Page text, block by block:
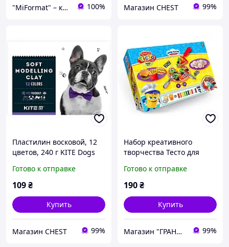
"MiFormat" – канцелярия для офиса и школы, упаковочные материалы! 100% Магазин CHEST 99%
Пластилин восковой, 12
цветов, 240 г KITE Dogs
Готово к отправке
109₴
Купить
Магазин CHEST 99%
Набор креативного
творчества Тесто для
ПОВАР Пицца средняя,
Danko Toys
Готово к отправке
190₴
Купить
Магазин "ГРАНДіК" 99%